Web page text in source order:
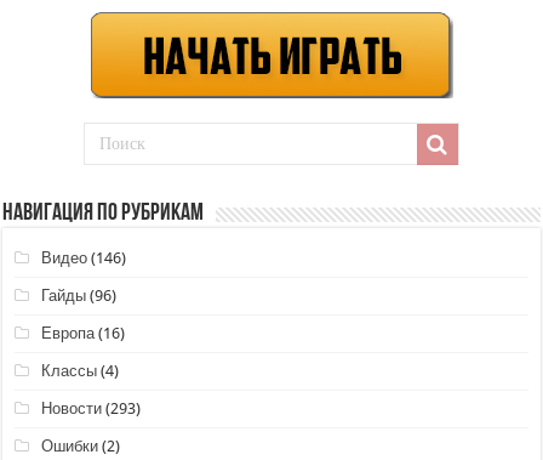
НАВИГАЦИЯ ПО РУБРИКАМ
Видео (146)
Гайды (96)
Европа (16)
Классы (4)
Новости (293)
Ошибки (2)